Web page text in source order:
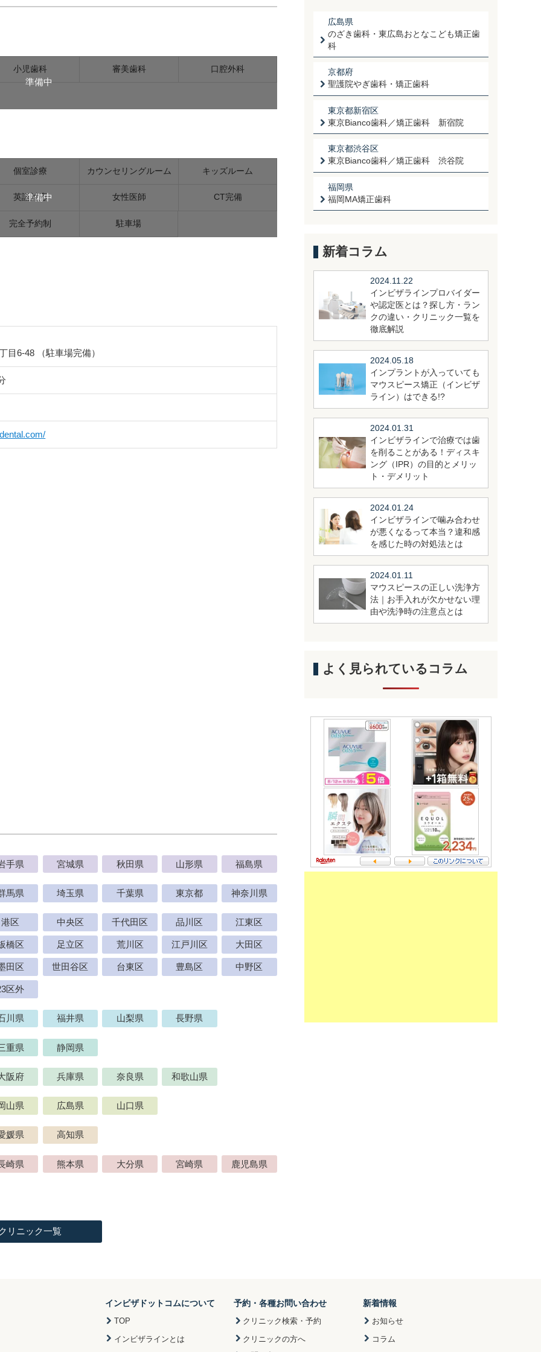
準備中
小児歯科 審美歯科 口腔外科
準備中
個室診療 カウンセリングルーム キッズルーム
英語対応 女性医師 CT完備
完全予約制 駐車場
目6-48 （駐車場完備）
手県 宮城県 秋田県 山形県 福島県
馬県 埼玉県 千葉県 東京都 神奈川県
港区 中央区 千代田区 品川区 江東区
橋区 足立区 荒川区 江戸川区 大田区
田区 世田谷区 台東区 豊島区 中野区
区外
川県 福井県 山梨県 長野県
重県 静岡県
阪府 兵庫県 奈良県 和歌山県
山県 広島県 山口県
媛県 高知県
崎県 熊本県 大分県 宮崎県 鹿児島県
クリニック一覧
広島県
のざき歯科・東広島おとなこども矯正歯
科
京都府
聖護院やぎ歯科・矯正歯科
東京都新宿区
東京Bianco歯科／矯正歯科 新宿院
東京都渋谷区
東京Bianco歯科／矯正歯科 渋谷院
福岡県
福岡MA矯正歯科
新着コラム
2024.11.22
インビザラインプロバイダー
や認定医とは？探し方・ラン
クの違い・クリニック一覧を
徹底解説
2024.05.18
インプラントが入っていても
マウスピース矯正（インビザ
ライン）はできる!?
2024.01.31
インビザラインで治療では歯
を削ることがある！ディスキ
ング（IPR）の目的とメリッ
ト・デメリット
2024.01.24
インビザラインで噛み合わせ
が悪くなるって本当？違和感
を感じた時の対処法とは
2024.01.11
マウスピースの正しい洗浄方
法｜お手入れが欠かせない理
由や洗浄時の注意点とは
よく見られているコラム
インビザドットコムについて
TOP
インビザラインとは
予約・各種お問い合わせ
クリニック検索・予約
クリニックの方へ
新着情報
お知らせ
コラム